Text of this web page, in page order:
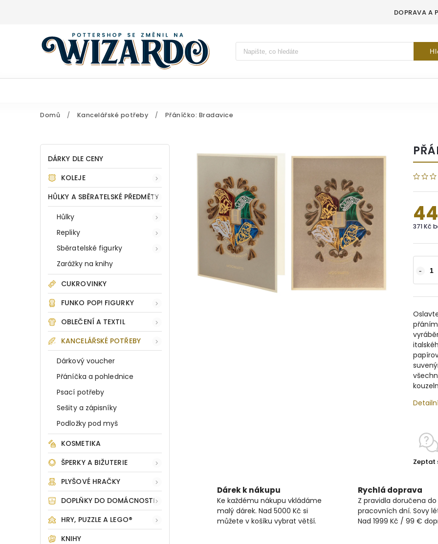
DOPRAVA A
Vyhledávání
Domů / Kancelářské potřeby / Přáníčko: Bradavice
DÁRKY DLE CENY
KOLEJE
HŮLKY A SBĚRATELSKÉ PŘEDMĚTY
Hůlky
Repliky
Sběratelské figurky
Zarážky na knihy
CUKROVINKY
FUNKO POP! FIGURKY
OBLEČENÍ A TEXTIL
KANCELÁŘSKÉ POTŘEBY
Dárkový voucher
Přáníčka a pohlednice
Psací potřeby
Sešity a zápisníky
Podložky pod myš
KOSMETIKA
ŠPERKY A BIŽUTERIE
PLYŠOVÉ HRAČKY
DOPLŇKY DO DOMÁCNOSTI
HRY, PUZZLE A LEGO®
KNIHY
371 Kč
Zeptat
Dárek k nákupu
Ke každému nákupu vkládáme
malý dárek. Nad 5000 Kč si
můžete v košíku vybrat větší.
Rychlá doprava
Z pravidla doručena
pracovních dní. Sovy
Nad 1999 Kč / 99 €